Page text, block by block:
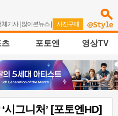
체기사| 많이본뉴스 | 사진구매
츠 포토엔 영상TV
시그니처’ [포토엔HD]